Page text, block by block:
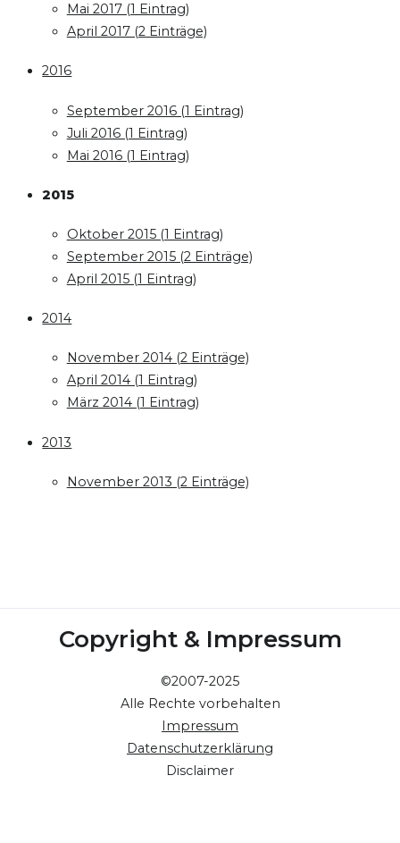
Mai 2017 (1 Eintrag)
April 2017 (2 Einträge)
2016
September 2016 (1 Eintrag)
Juli 2016 (1 Eintrag)
Mai 2016 (1 Eintrag)
2015
Oktober 2015 (1 Eintrag)
September 2015 (2 Einträge)
April 2015 (1 Eintrag)
2014
November 2014 (2 Einträge)
April 2014 (1 Eintrag)
März 2014 (1 Eintrag)
2013
November 2013 (2 Einträge)
Copyright & Impressum
©2007-2025
Alle Rechte vorbehalten
Impressum
Datenschutzerklärung
Disclaimer